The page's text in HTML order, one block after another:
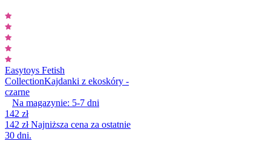
Easytoys Fetish
CollectionKajdanki z ekoskóry -
czarne
Na magazynie: 5-7 dni
142 zł
142 złNajniższa cena za ostatnie
30 dni.